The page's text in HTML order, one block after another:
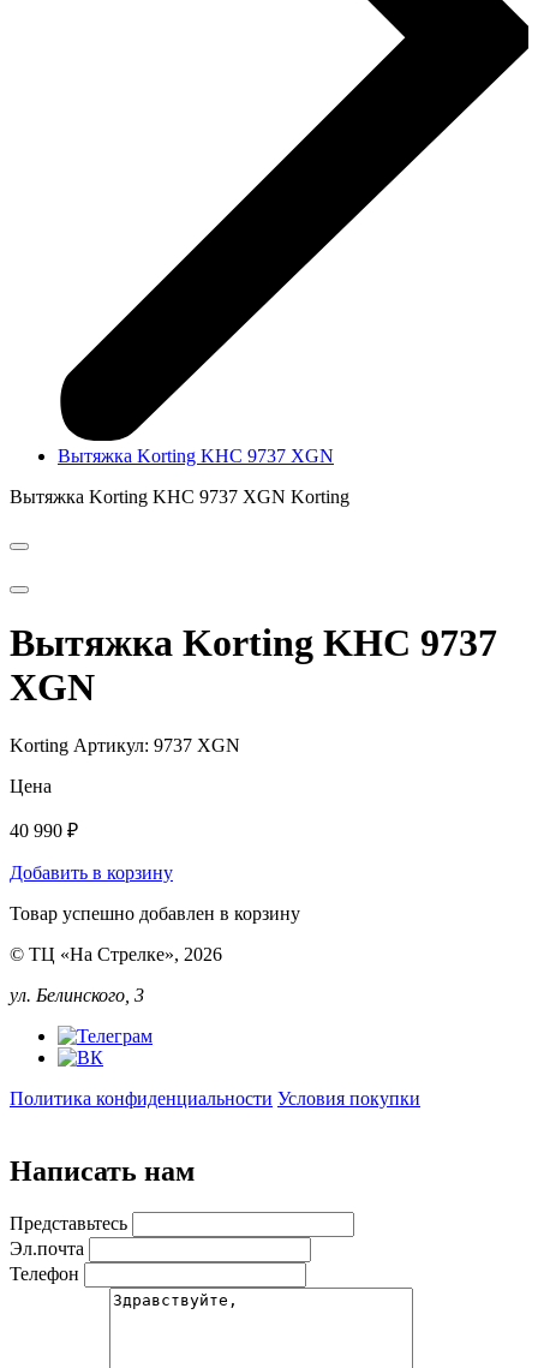
Вытяжка Kоrting KHC 9737 XGN
Вытяжка Kоrting KHC 9737 XGN Kоrting
Вытяжка Kоrting KHC 9737
XGN
Kоrting Артикул: 9737 XGN
Цена
40 990 ₽
Добавить в корзину
Товар успешно добавлен в корзину
© ТЦ «На Стрелке», 2026
ул. Белинского, 3
Политика конфиденциальности Условия покупки
Написать нам
Представьтесь
Эл.почта
Телефон